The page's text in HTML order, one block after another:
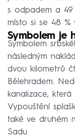
s odpadem a 49
místo si se 48 %
Symbolem je
Symbolem
následným
dvou kilometrů
Bělehradem.
kanalizace,
Vypouštění
také ve druhém
Sadu.